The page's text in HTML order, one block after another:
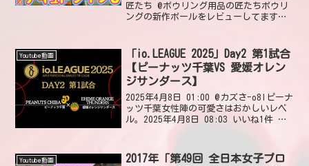
匠たち @ボウリング用品の匠たちボウリ
ングの新作ボールをレビューしてます！
19:52 いいね1件 @ch2070...
Youtube動画
「io.LEAGUE 2025」Day2 第1試合
【ピーナッツ千葉VS 愛媛オレン
ジサンダース】
2025年4月8日 01:00 @カズさ-o8lピーナ
ッツ千葉女性陣の可愛さはおかしいレベ
ル。2025年4月8日 08:03 いいね1件 返
い。サッカーで言...
Youtube動画
2017年「第49回 全日本女子プロ